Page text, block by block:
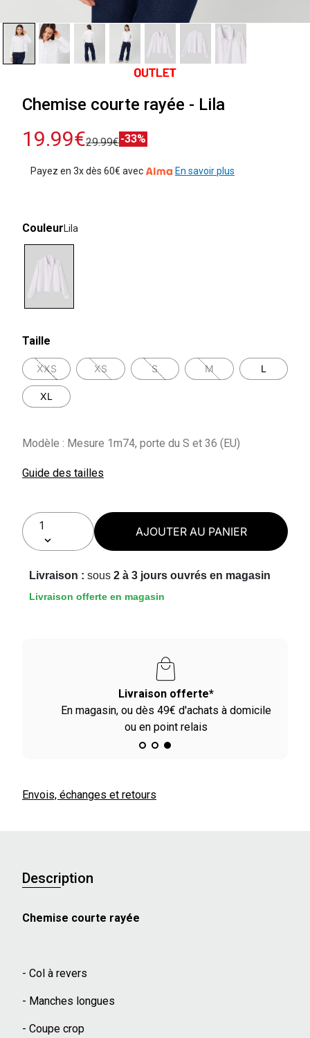
Chemise courte rayée - Lila
19.99€29.99€-33%
Payez en 3x dès 60€ avec En savoir plus
CouleurLila
Taille
XXS XS S M L
XL
Modèle : Mesure 1m74, porte du S et 36 (EU)
Guide des tailles
AJOUTER AU PANIER
Livraison : sous 2 à 3 jours ouvrés en magasin
Livraison offerte en magasin
Livraison offerte*
En magasin, ou dès 49€ d'achats à domicile
ou en point relais
Envois, échanges et retours
Description
Chemise courte rayée
- Col à revers
- Manches longues
- Coupe crop